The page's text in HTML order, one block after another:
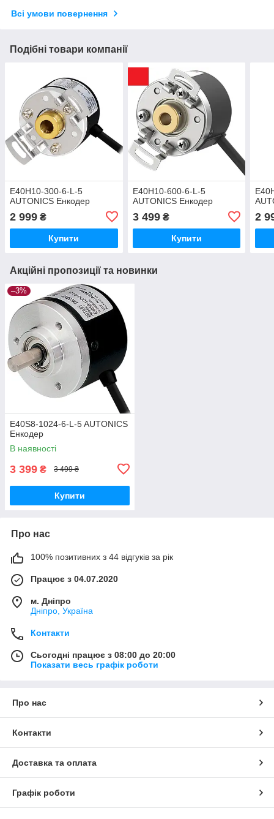
Всі умови повернення
Подібні товари компанії
E40H10-300-6-L-5
AUTONICS Енкодер
2 999 ₴
Купити
E40H10-600-6-L-5
AUTONICS Енкодер
3 499₴
Купити
2
Акційні пропозиції та новинки
–3%
E40S8-1024-6-L-5 AUTONICS
Енкодер
В наявності
3 399 ₴ 3 499 ₴
Купити
Про нас
100% позитивних з 44 відгуків за рік
Працює з 04.07.2020
м. Дніпро
Дніпро, Україна
Контакти
Сьогодні працює з 08:00 до 20:00
Показати весь графік роботи
Про нас
Контакти
Доставка та оплата
Графік роботи